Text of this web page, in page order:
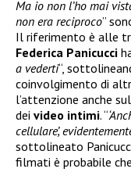
Ma io non l’ho mai
non era reciproco”
Il riferimento è alle
Federica Panicucci
a vederti“,
coinvolgimento di
l’attenzione anche
dei video intimi. “
cellulare’,
sottolineato
filmati è probabile